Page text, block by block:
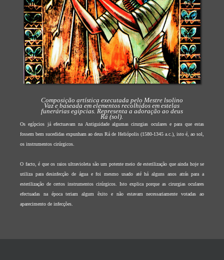
Composição artística executada pelo Mestre lsolino
Vaz e baseada em elementos recolhidos em estelas
funerárias egipcias. Representa a adoração ao deus
Rá (sol).
Os egípcios já efectuavam na Antiguidade algumas cirurgias oculares e para que estas
fossem bem sucedidas expunham ao deus Rá de Heliópolis (1580-1345 a.c.), isto é, ao sol,
os instrumentos cirúrgicos.
O facto, é que os raios ultravioleta são um potente meio de esterilização que ainda hoje se
utiliza para desinfecção de água e foi mesmo usado até há alguns anos atrás para a
esterilização de certos instrumentos cirúrgicos. Isto explica porque as cirurgias oculares
efectuadas na época teriam algum êxito e não estavam necessariamente votadas ao
aparecimento de infecções.